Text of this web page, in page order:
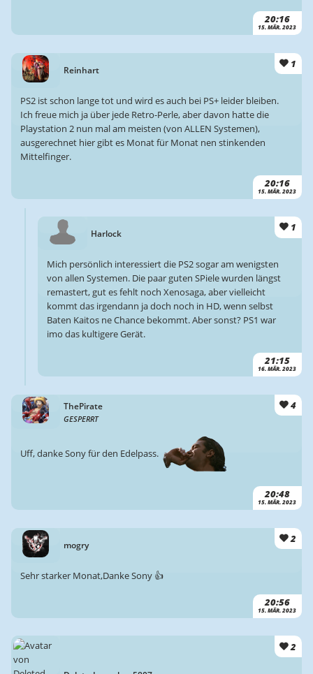
20:16
15. MÄR. 2023
Reinhart
1
20:16
15. MÄR. 2023
PS2 ist schon lange tot und wird es auch bei PS+ leider bleiben.
Ich freue mich ja über jede Retro-Perle, aber davon hatte die
Playstation 2 nun mal am meisten (von ALLEN Systemen),
ausgerechnet hier gibt es Monat für Monat nen stinkenden
Mittelfinger.
Harlock 1
21:15
16. MÄR. 2023
Mich persönlich interessiert die PS2 sogar am wenigsten
von allen Systemen. Die paar guten SPiele wurden längst
remastert, gut es fehlt noch Xenosaga, aber vielleicht
kommt das irgendann ja doch noch in HD, wenn selbst
Baten Kaitos ne Chance bekommt. Aber sonst? PS1 war
imo das kultigere Gerät.
ThePirate
GESPERRT
4
20:48
15. MÄR. 2023
Uff, danke Sony für den Edelpass.
mogry
2
20:56
15. MÄR. 2023
Sehr starker Monat,Danke Sony 👍
2